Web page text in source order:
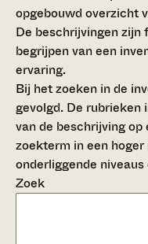
opgebouwd overzicht
De beschrijvingen zijn
begrijpen van een
ervaring.
Bij het zoeken in de
gevolgd. De rubrieken
van de beschrijving op
zoekterm in een hoger
onderliggende
Zoek